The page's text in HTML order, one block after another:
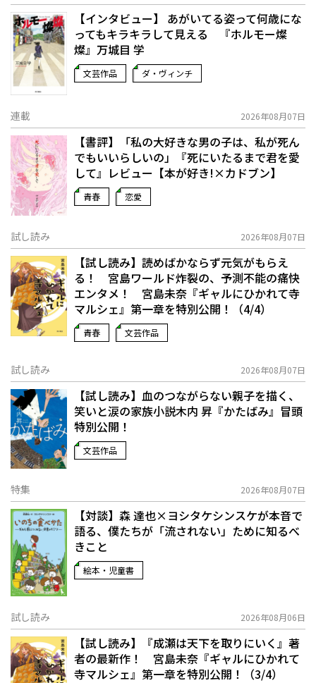
【インタビュー】 あがいてる姿って何歳にな
ってもキラキラして見える 『ホルモー燦
燦』万城目 学
文芸作品 ダ・ヴィンチ
連載 2026年08月07日
【書評】「私の大好きな男の子は、私が死ん
でもいいらしいの」――『死にいたるまで君を愛
して』レビュー【本が好き!×カドブン】
青春 恋愛
試し読み 2026年08月07日
【試し読み】読めばかならず元気がもらえ
る！ 宮島ワールド炸裂の、予測不能の痛快
エンタメ！ 宮島未奈『ギャルにひかれて寺
マルシェ』第一章を特別公開！（4/4）
青春 文芸作品
試し読み 2026年08月07日
【試し読み】血のつながらない親子を描く、
笑いと涙の家族小説――木内 昇『かたばみ』冒頭
特別公開！
文芸作品
特集 2026年08月07日
【対談】森 達也×ヨシタケシンスケが本音で
語る、僕たちが「流されない」ために知るべ
きこと
絵本・児童書
試し読み 2026年08月06日
【試し読み】『成瀬は天下を取りにいく』著
者の最新作！ 宮島未奈『ギャルにひかれて
寺マルシェ』第一章を特別公開！（3/4）